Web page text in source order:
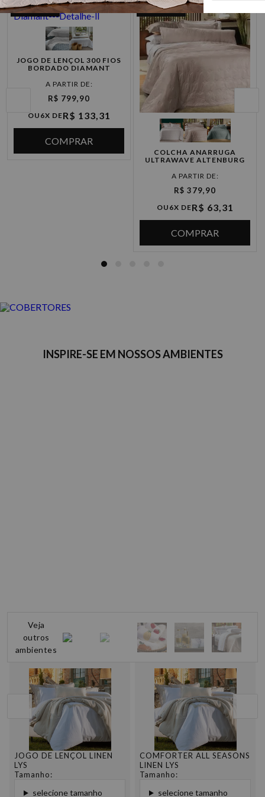
33%OFF
JOGO DE LENÇOL 300 FIOS
BORDADO DIAMANT
R$ 799,90
OU 6X DER$ 133,31
COMPRAR
21%OFF
COLCHA ANARRUGA
ULTRAWAVE ALTENBURG
R$ 379,90
OU 6X DER$ 63,31
COMPRAR
INSPIRE-SE EM NOSSOS AMBIENTES
JOGO DE LENÇOL LINEN
LYS
Tamanho:
selecione tamanho
COMFORTER ALL SEASONS
LINEN LYS
Tamanho:
selecione tamanho
Veja
outros
ambientes